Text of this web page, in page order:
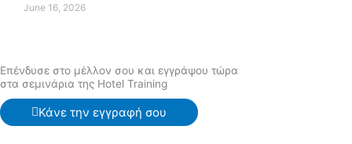
June 16, 2026
Επένδυσε στο μέλλον σου και εγγράψου τώρα
στα σεμινάρια της Hotel Training
Κάνε την εγγραφή σου